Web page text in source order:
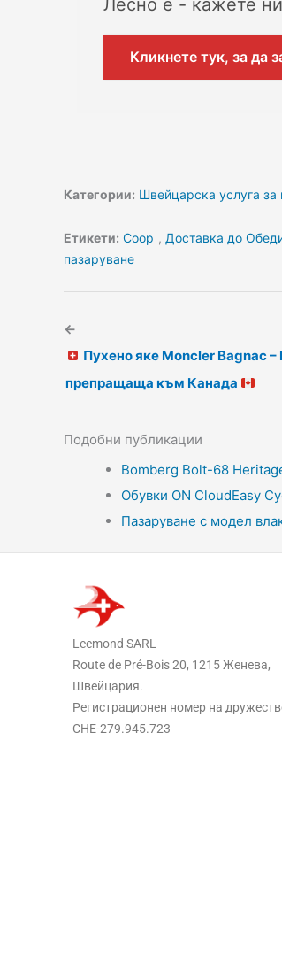
Лесно е - кажете
Кликнете тук, за да
Категории: Швейцарска услуга за
Етикети: Coop , Доставка до
пазаруване
←
Пухено яке Moncler Bagnac
препращаща към Канада
Подобни публикации
Bomberg Bolt-68
Обувки ON CloudEasy
Пазаруване с модел
Leemond SARL
Route de Pré-Bois 20, 1215 Женева,
Швейцария.
Регистрационен номер на
CHE-279.945.723